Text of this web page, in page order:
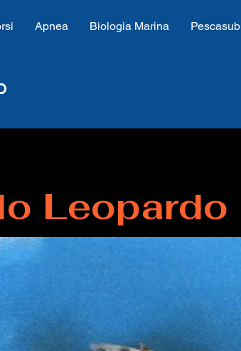
Apnea Biologia Marina Pescasub
Leopardo